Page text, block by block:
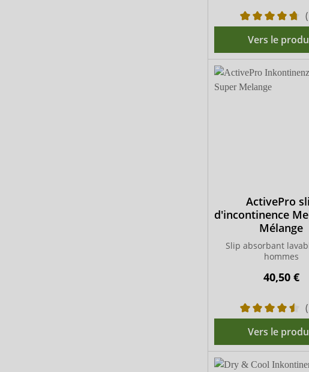
Vers le
ActivePro
d'incontinence
Mélange
Slip absorbant
hommes
40,50 €
Vers le